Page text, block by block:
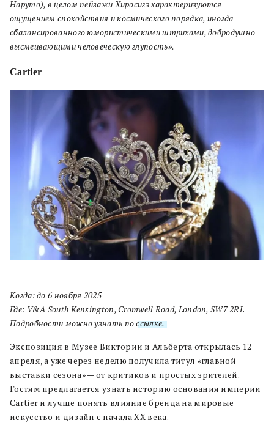
Наруто), в целом пейзажи Хиросигэ характеризуются
ощущением спокойствия и космического порядка, иногда
сбалансированного юмористическими штрихами, добродушно
высмеивающими человеческую глупость».
Cartier
Когда:до 6 ноября 2025
Где: V&A South Kensington, Cromwell Road, London, SW7 2RL
Подробности можно узнать поссылке.
Экспозиция в Музее Виктории и Альберта открылась 12
апреля, а уже через неделю получила титул «главной
выставки сезона» — от критиков и простых зрителей.
Гостям предлагается узнать историю основания империи
Cartier и лучше понять влияние бренда на мировые
искусство и дизайн с начала XX века.